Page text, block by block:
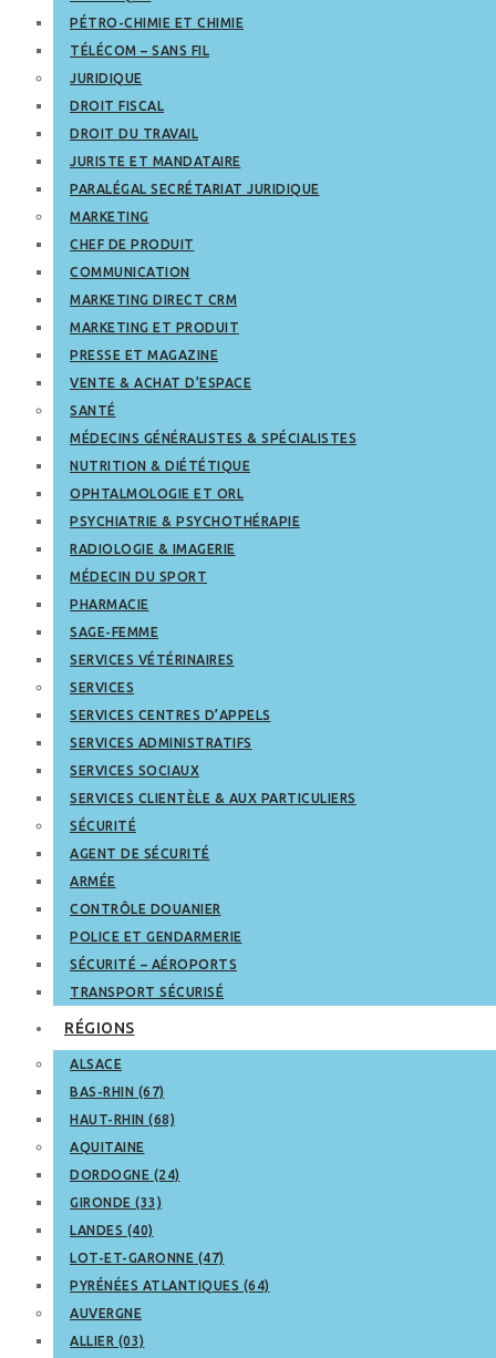
PÉTRO-CHIMIE ET CHIMIE
TÉLÉCOM – SANS FIL
JURIDIQUE
DROIT FISCAL
DROIT DU TRAVAIL
JURISTE ET MANDATAIRE
PARALÉGAL SECRÉTARIAT JURIDIQUE
MARKETING
CHEF DE PRODUIT
COMMUNICATION
MARKETING DIRECT CRM
MARKETING ET PRODUIT
PRESSE ET MAGAZINE
VENTE & ACHAT D’ESPACE
SANTÉ
MÉDECINS GÉNÉRALISTES & SPÉCIALISTES
NUTRITION & DIÉTÉTIQUE
OPHTALMOLOGIE ET ORL
PSYCHIATRIE & PSYCHOTHÉRAPIE
RADIOLOGIE & IMAGERIE
MÉDECIN DU SPORT
PHARMACIE
SAGE-FEMME
SERVICES VÉTÉRINAIRES
SERVICES
SERVICES CENTRES D’APPELS
SERVICES ADMINISTRATIFS
SERVICES SOCIAUX
SERVICES CLIENTÈLE & AUX PARTICULIERS
SÉCURITÉ
AGENT DE SÉCURITÉ
ARMÉE
CONTRÔLE DOUANIER
POLICE ET GENDARMERIE
SÉCURITÉ – AÉROPORTS
TRANSPORT SÉCURISÉ
RÉGIONS
ALSACE
BAS-RHIN (67)
HAUT-RHIN (68)
AQUITAINE
DORDOGNE (24)
GIRONDE (33)
LANDES (40)
LOT-ET-GARONNE (47)
PYRÉNÉES ATLANTIQUES (64)
AUVERGNE
ALLIER (03)